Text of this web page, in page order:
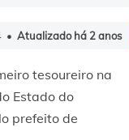
• Atualizado há 2 anos
tesoureiro na
Estado do
prefeito de